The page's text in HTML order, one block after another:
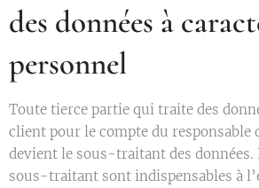
des données à
personnel
Toute tierce partie qui traite des
client pour le compte du responsable
devient le sous-traitant des données.
sous-traitant sont indispensables à